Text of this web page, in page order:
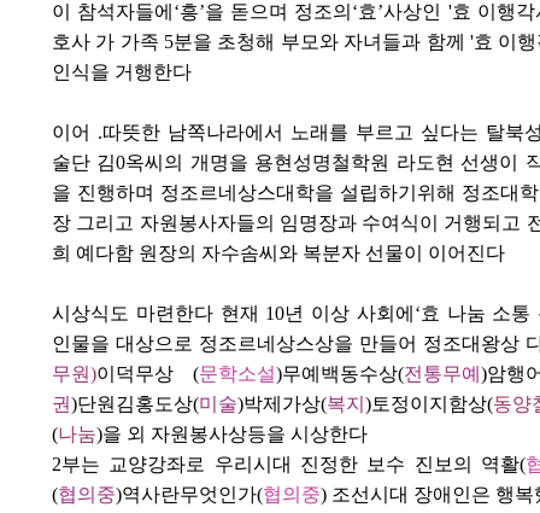
이 참석자들에 ‘흥’을 돋으며 정조의 ‘효’사상인 '효 이행
호사 가 가족 5분을 초청해 부모와 자녀들과 함께 '효 이
인식을 거행한다
이어 .따뜻한 남쪽나라에서 노래를 부르고 싶다는 탈북
술단 김0옥씨의 개명을 용현성명철학원 라도현 선생이
을 진행하며 정조르네상스대학을 설립하기위해 정조대
장 그리고 자원봉사자들의 임명장과 수여식이 거행되고
희 예다함 원장의 자수솜씨와 복분자 선물이 이어진다
시상식도 마련한다 현재 10년 이상 사회에 ‘효 나눔 소통
인물을 대상으로 정조르네상스상을 만들어 정조대왕상
무원)이덕무상 (문학소설)무예백동수상(전통무예 )암행
권)단원김홍도상(미술)박제가상(복지 )토정이지함상(동양
(나눔)을 외 자원봉사상등을 시상한다
2부는 교양강좌로 우리시대 진정한 보수 진보의 역활(
(협의중)역사란무엇인가(협의중) 조선시대 장애인은 행복